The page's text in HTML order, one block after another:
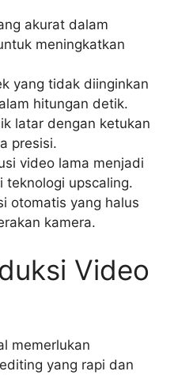
akurat dalam
meningkatkan
yang tidak diinginkan
hitungan detik.
latar dengan ketukan
presisi.
video lama menjadi
teknologi upscaling.
otomatis yang halus
kamera.
Video
memerlukan
yang rapi dan